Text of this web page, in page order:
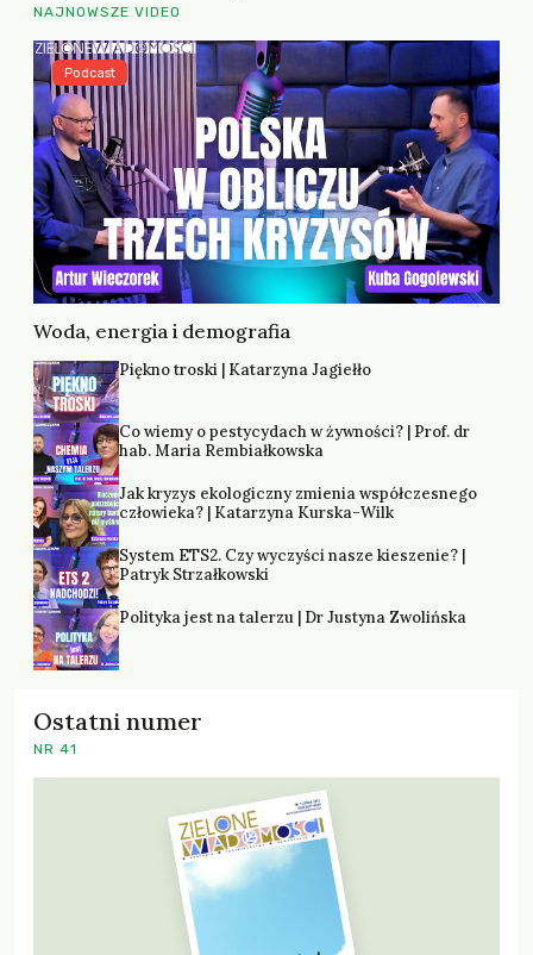
NAJNOWSZE VIDEO
Woda, energia i demografia
Podcast
Piękno troski | Katarzyna Jagiełło
Co wiemy o pestycydach w żywności? | Prof. dr
hab. Maria Rembiałkowska
Jak kryzys ekologiczny zmienia współczesnego
człowieka? | Katarzyna Kurska-Wilk
System ETS2. Czy wyczyści nasze kieszenie? |
Patryk Strzałkowski
Polityka jest na talerzu | Dr Justyna Zwolińska
Ostatni numer
NR 41